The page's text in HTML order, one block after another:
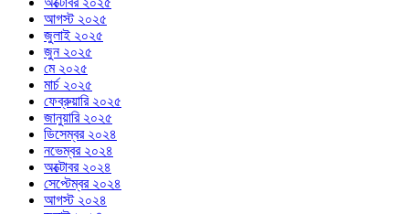
আগস্ট ২০২৫
জুলাই ২০২৫
জুন ২০২৫
মে ২০২৫
মার্চ ২০২৫
ফেব্রুয়ারি ২০২৫
জানুয়ারি ২০২৫
ডিসেম্বর ২০২৪
নভেম্বর ২০২৪
অক্টোবর ২০২৪
সেপ্টেম্বর ২০২৪
আগস্ট ২০২৪